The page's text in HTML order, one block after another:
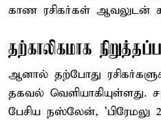
காண ரசிகர்கள் ஆவலுடன்
தற்காலிகமாக
ஆனால் தற்போது
தகவல் வெளியாகியுள்ளது.
பேசிய நஸ்லேன், 'பிரேமலு